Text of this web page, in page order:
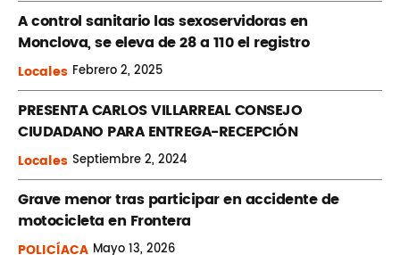
A control sanitario las sexoservidoras en
Monclova, se eleva de 28 a 110 el registro
Locales Febrero2, 2025
PRESENTA CARLOS VILLARREAL CONSEJO
CIUDADANO PARA ENTREGA-RECEPCIÓN
Locales Septiembre2, 2024
Grave menor tras participar en accidente de
motocicleta en Frontera
POLICÍACA Mayo13, 2026